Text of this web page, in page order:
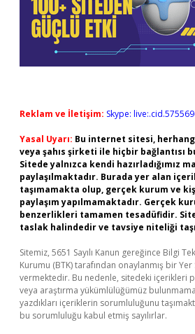
Reklam ve İletişim: Skype:
Yasal Uyarı: Bu internet sitesi,
veya şahıs şirketi ile hiçbir bağlantısı
Sitede yalnızca kendi hazırladığımız
paylaşılmaktadır. Burada yer alan
taşımamakta olup, gerçek kurum ve
paylaşım yapılmamaktadır. Gerçek
benzerlikleri tamamen tesadüfidir.
taslak halindedir ve tavsiye niteliği
Sitemiz, 5651 Sayılı Kanun gereğince Bilgi
Kurumu (BTK) tarafından onaylanmış bir Yer
vermektedir. Bu nedenle, sitedeki içerikleri
veya araştırma yükümlülüğümüz
yazdıkları içeriklerin sorumluluğunu
bu sorumluluğu kabul etmiş sayılırlar.